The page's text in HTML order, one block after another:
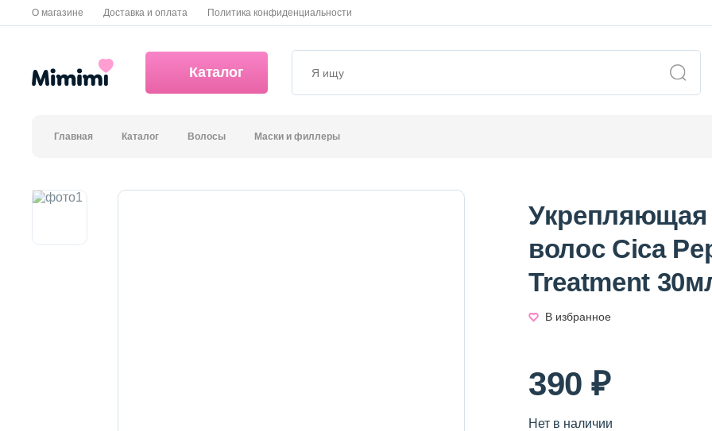
О магазине Доставка и оплата Политика конфиденциальности
Каталог
Главная Каталог Волосы Маски и филлеры
Укрепляющая
волос Cica
Treatment
В избранное
390 ₽
Нет в наличии